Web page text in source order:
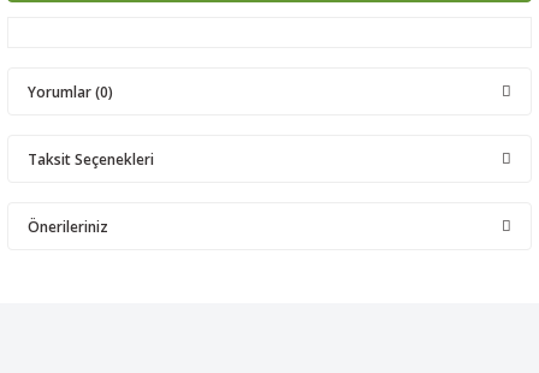
Yorumlar (0)
Taksit Seçenekleri
Önerileriniz